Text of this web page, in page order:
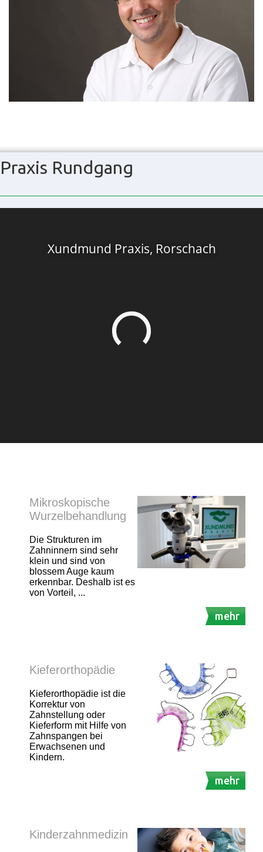
Praxis Rundgang
Mikroskopische
Wurzelbehandlung
Die Strukturen im
Zahninnern sind sehr
klein und sind von
blossem Auge kaum
erkennbar. Deshalb ist es
von Vorteil, ...
mehr
Kieferorthopädie
Kieferorthopädie ist die
Korrektur von
Zahnstellung oder
Kieferform mit Hilfe von
Zahnspangen bei
Erwachsenen und
Kindern.
mehr
Kinderzahnmedizin